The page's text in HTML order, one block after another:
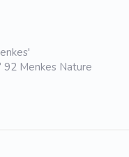
92 Menkes Nature